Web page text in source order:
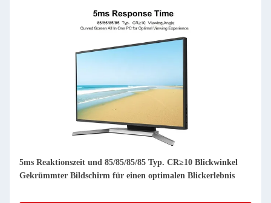
5ms Reaktionszeit und 85/85/85/85 Typ. CR≥10 Blickwinkel
Gekrümmter Bildschirm für einen optimalen Blickerlebnis